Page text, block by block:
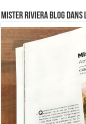
Mister Riviera Blog dans